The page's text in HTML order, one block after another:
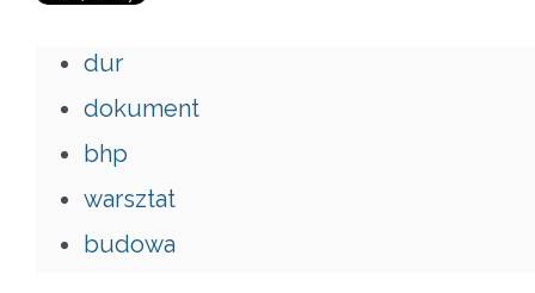
dur
dokument
bhp
warsztat
budowa